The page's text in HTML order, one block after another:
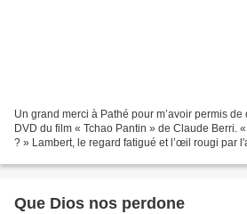
Un grand merci à Pathé pour m’avoir permis
DVD du film « Tchao Pantin » de Claude Berri. «
? » Lambert, le regard fatigué et l’œil rougi par
Que Dios nos perdone